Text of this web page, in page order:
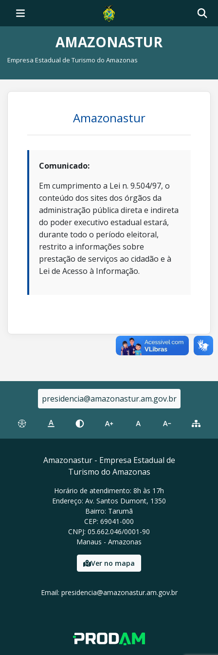
AMAZONASTUR
Empresa Estadual de Turismo do Amazonas
Amazonastur
Comunicado:
Em cumprimento a Lei n. 9.504/97, o
conteúdo dos sites dos órgãos da
administração pública direta e indireta
do poder executivo estadual estará,
durante todo o período eleitoral,
restrito a informações sobre
prestação de serviços ao cidadão e à
Lei de Acesso à Informação.
presidencia@amazonastur.am.gov.br
Amazonastur - Empresa Estadual de
Turismo do Amazonas
Horário de atendimento: 8h às 17h
Endereço: Av. Santos Dumont, 1350
Bairro: Tarumã
CEP: 69041-000
CNPJ: 05.662.046/0001-90
Manaus - Amazonas
Ver no mapa
Email: presidencia@amazonastur.am.gov.br